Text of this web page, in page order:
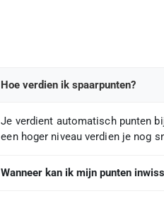
Hoe verdien ik spaarpunten?
Je verdient automatisch punten
een hoger niveau verdien je nog
Wanneer kan ik mijn punten